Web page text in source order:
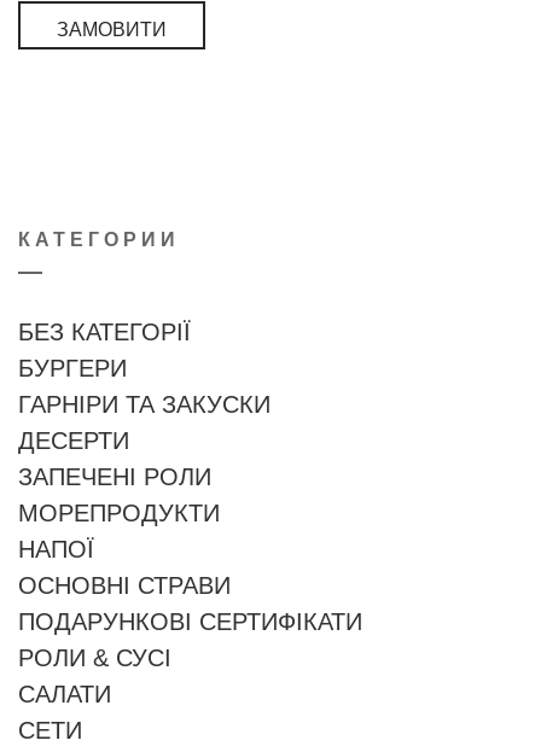
ЗАМОВИТИ
КАТЕГОРИИ
БЕЗ КАТЕГОРІЇ
БУРГЕРИ
ГАРНІРИ ТА ЗАКУСКИ
ДЕСЕРТИ
ЗАПЕЧЕНІ РОЛИ
МОРЕПРОДУКТИ
НАПОЇ
ОСНОВНІ СТРАВИ
ПОДАРУНКОВІ СЕРТИФІКАТИ
РОЛИ & СУСІ
САЛАТИ
СЕТИ